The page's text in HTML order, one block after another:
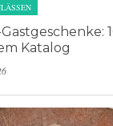
Katalog